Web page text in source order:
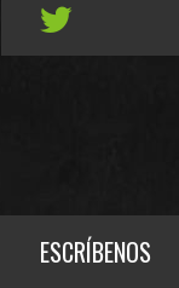
ESCRÍBENOS